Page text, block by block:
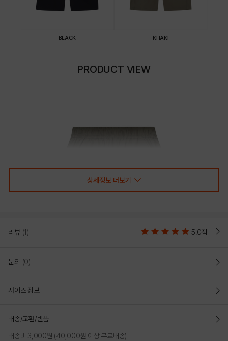
BLACK KHAKI
PRODUCT VIEW
상세정보 더보기
리뷰 (1) 5.0점
문의 (0)
사이즈 정보
배송/교환/반품
배송비 3,000원 (40,000원 이상 무료배송)